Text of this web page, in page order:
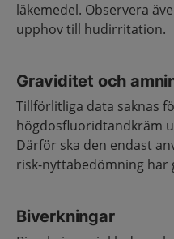
läkemedel. Observera
upphov till hudirritation.
Graviditet och
Tillförlitliga data saknas
högdosfluoridtandkräm
Därför ska den endast
risk-nyttabedömning har
Biverkningar